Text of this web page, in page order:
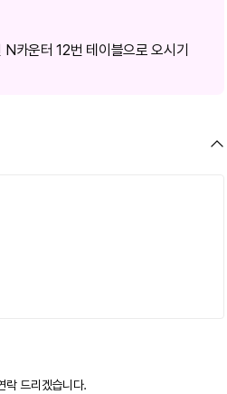
카운터 12번 테이블으로 오시기
락 드리겠습니다.